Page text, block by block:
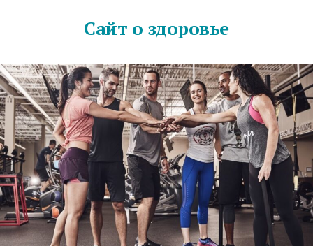
Сайт о здоровье